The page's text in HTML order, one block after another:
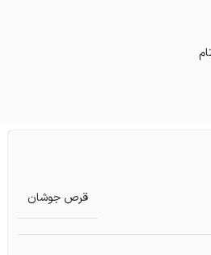
قرص جوشان